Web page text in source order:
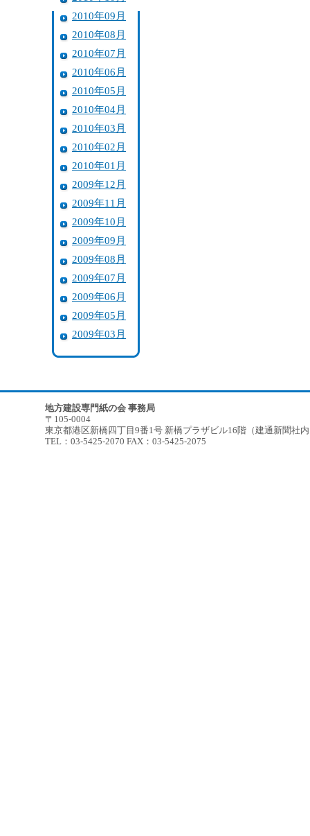
2010年09月
2010年08月
2010年07月
2010年06月
2010年05月
2010年04月
2010年03月
2010年02月
2010年01月
2009年12月
2009年11月
2009年10月
2009年09月
2009年08月
2009年07月
2009年06月
2009年05月
2009年03月
地方建設専門紙の会 事務局
〒105-0004
東京都港区新橋四丁目9番1号 新橋プラザビル16階（建通新聞社
TEL：03-5425-2070 FAX：03-5425-2075